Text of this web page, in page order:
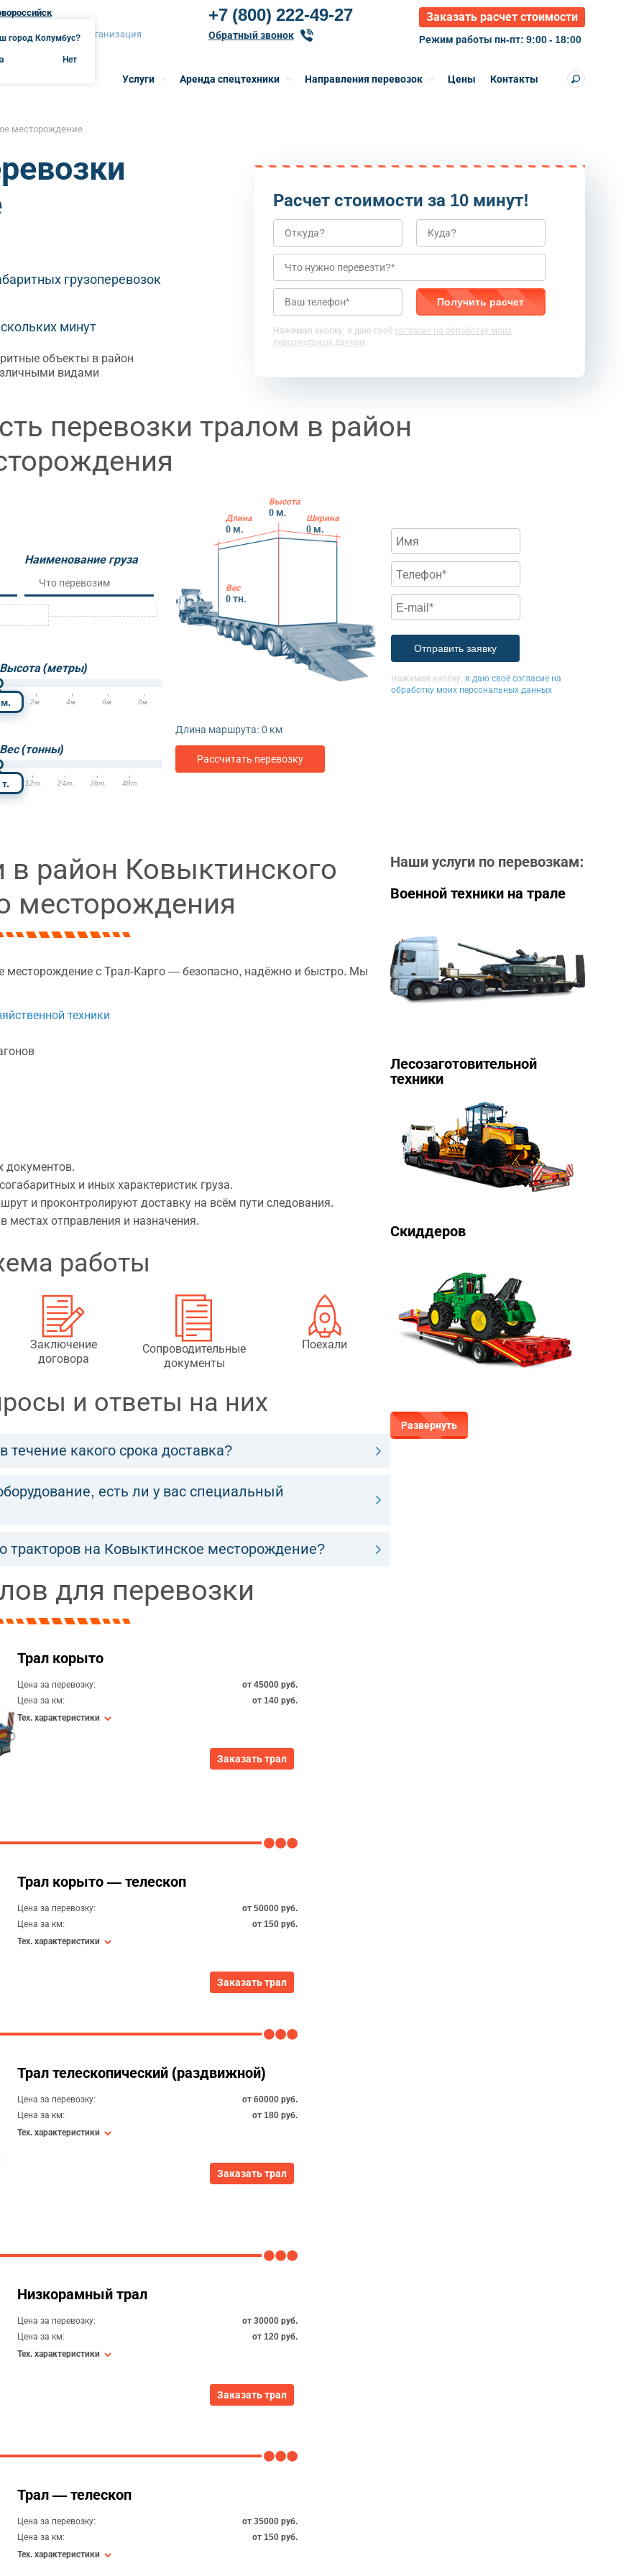
город Колумбус?
Нет
онлайн-организация
+7 (800) 222-49-27
Обратный звонок
Заказать расчет стоимости
Режим работы пн-пт: 9:00 - 18:00
Услуги Аренда спецтехники Направления перевозок Цены Контакты
месторождение
грузоперевозок
минут
объекты в район
видами
Расчет стоимости за 10 минут!
Нажимая кнопку, я даю своё согласие на обработку моих
персональных данных
перевозки тралом в район
Наименование груза
Высота (метры)
м. 2м. 4м. 6м. 8м.
Вес (тонны)
т. 12т. 24т. 36т. 48т.
Ширина
0 м.
Высота
0 м.
Длина
0 м.
Вес
0тн.
Длина маршрута: 0 км
Рассчитать перевозку
Нажимая кнопку, я даю своё согласие на
обработку моих персональных данных
в район Ковыктинского
месторождения
месторождение с Трал-Карго — безопасно, надёжно и быстро. Мы
техники
документов.
и иных характеристик груза.
и проконтролируют доставку на всём пути следования.
в местах отправления и назначения.
работы
Заключение
договора
Сопроводительные
документы
Поехали
и ответы на них
какого срока доставка?
есть ли у вас специальный
тракторов на Ковыктинское месторождение?
для перевозки
Трал корыто
Цена за перевозку:
от 45000 руб.
Цена за км:
от 140 руб.
Тех. характеристики
Заказать трал
Трал корыто — телескоп
Цена за перевозку:
от 50000 руб.
Цена за км:
от 150 руб.
Тех. характеристики
Заказать трал
Трал телескопический (раздвижной)
Цена за перевозку:
от 60000 руб.
Цена за км:
от 180 руб.
Тех. характеристики
Заказать трал
Низкорамный трал
Цена за перевозку:
от 30000 руб.
Цена за км:
от 120 руб.
Тех. характеристики
Заказать трал
Трал — телескоп
Цена за перевозку:
от 35000 руб.
Цена за км:
от 150 руб.
Тех. характеристики
Наши услуги по перевозкам:
Военной техники на трале
Лесозаготовительной
техники
Скиддеров
Развернуть